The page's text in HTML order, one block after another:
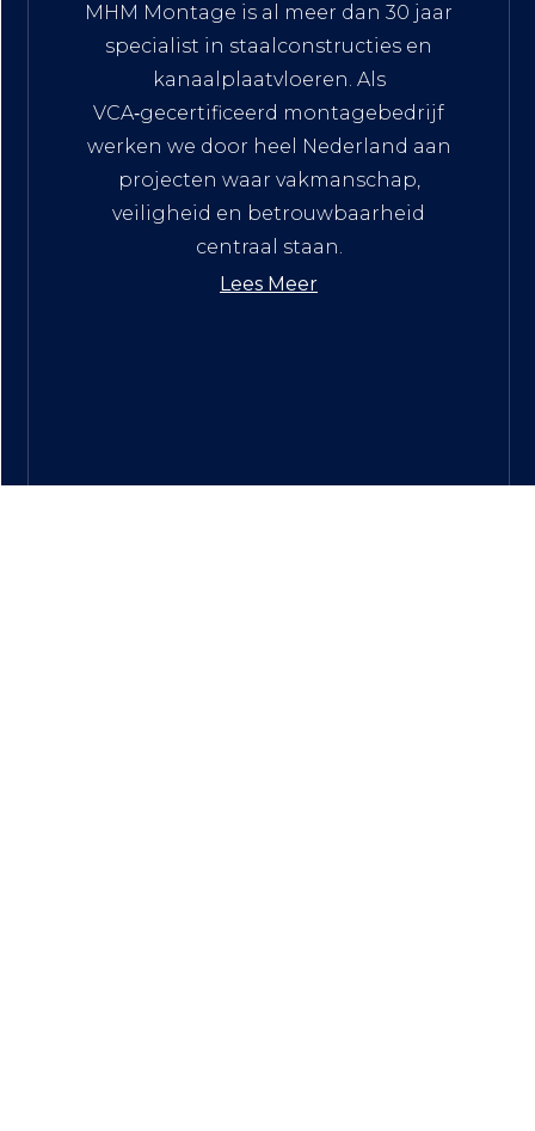
MHM Montage is al meer dan 30 jaar
specialist in staalconstructies en
kanaalplaatvloeren. Als
VCA‑gecertificeerd montagebedrijf
werken we door heel Nederland aan
projecten waar vakmanschap,
veiligheid en betrouwbaarheid
centraal staan.
Lees Meer